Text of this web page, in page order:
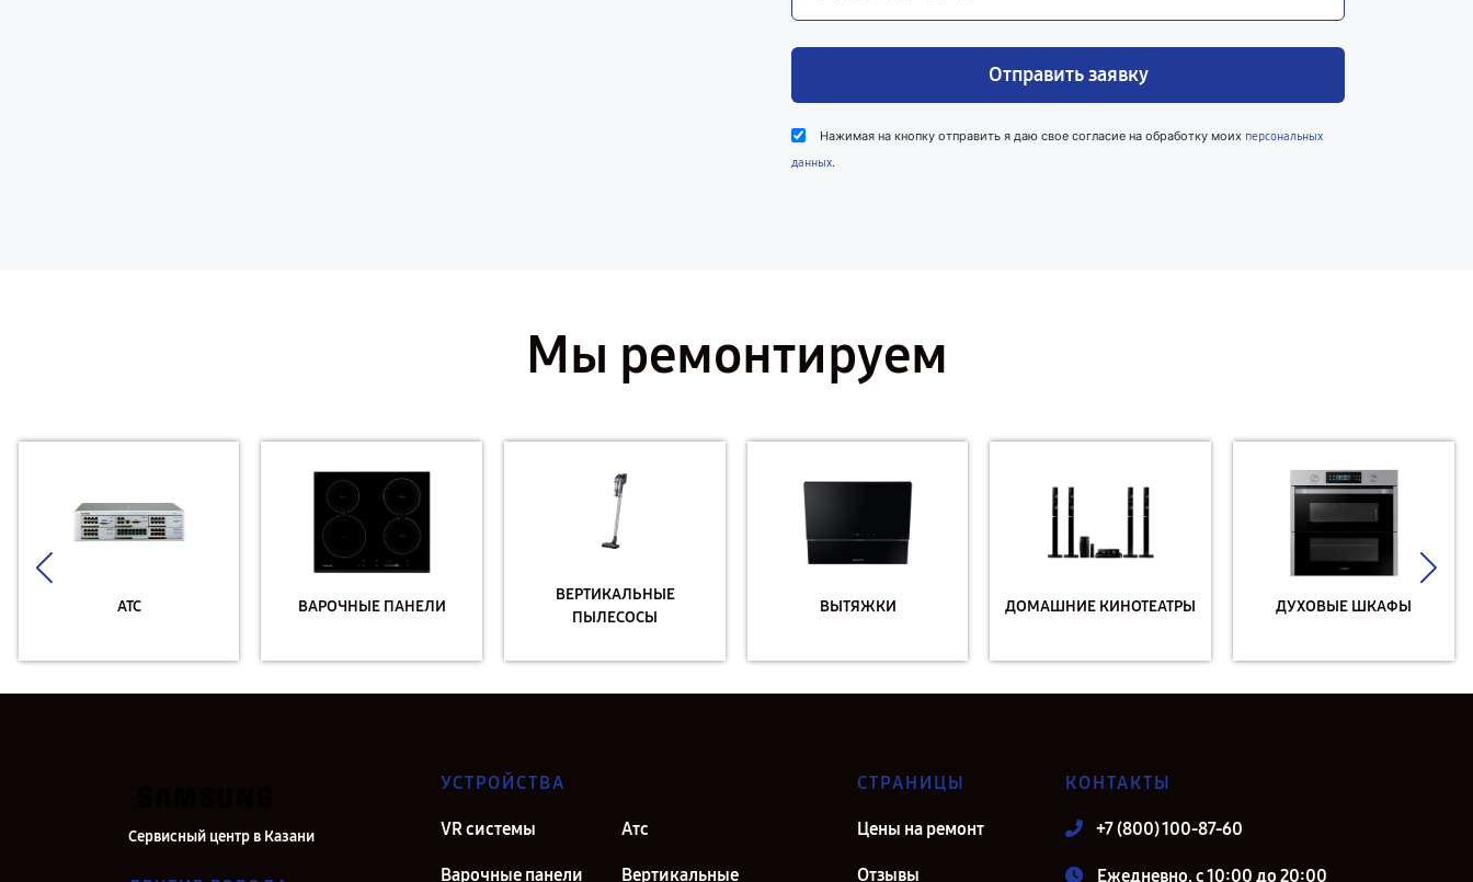
Отправить заявку
Нажимая на кнопку отправить я даю свое согласие на обработку моих персональных
данных.
Мы ремонтируем
АТС ВАРОЧНЫЕ ПАНЕЛИ
ВЕРТИКАЛЬНЫЕ
ПЫЛЕСОСЫ
ВЫТЯЖКИ ДОМАШНИЕ КИНОТЕАТРЫ ДУХОВЫЕ ШКАФЫ
Сервисный центр в Казани
УСТРОЙСТВА
VR системы Атс
Варочные панели Вертикальные
СТРАНИЦЫ
Цены на ремонт
Отзывы
КОНТАКТЫ
+7 (800) 100-87-60
Ежедневно, с 10:00 до 20:00